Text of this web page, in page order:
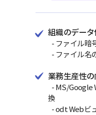
組織のデータ
- ファイル暗
- ファイル名
業務生産性の
- MS/Google
換
- odt Webビ